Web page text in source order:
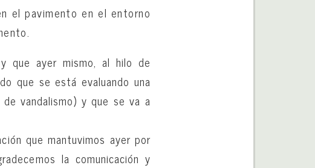
el pavimento en el entorno
que ayer mismo, al hilo de
que se está evaluando una
vandalismo) y que se va a
que mantuvimos ayer por
la comunicación y